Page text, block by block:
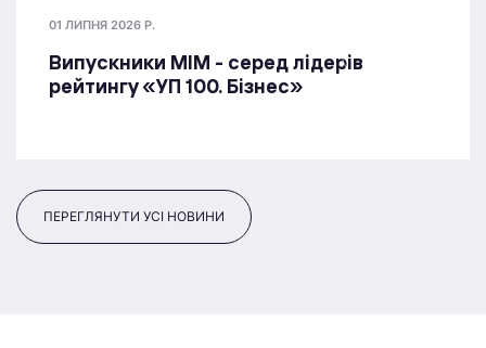
01 ЛИПНЯ 2026 Р.
Випускники МІМ - серед лідерів
рейтингу «УП 100. Бізнес»
ПЕРЕГЛЯНУТИ УСІ НОВИНИ